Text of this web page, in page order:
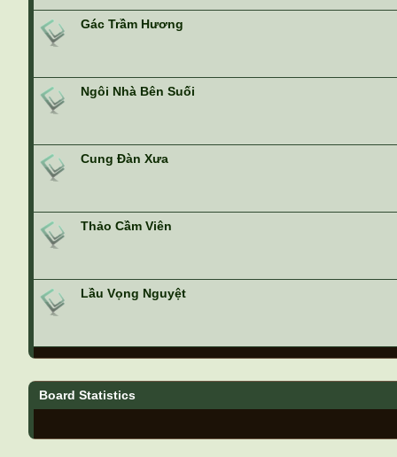
Gác Trầm Hương
Ngôi Nhà Bên Suối
Cung Đàn Xưa
Thảo Cầm Viên
Lầu Vọng Nguyệt
Board Statistics